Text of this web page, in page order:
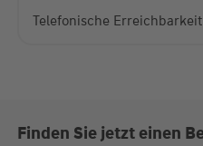
Telefonische
Finden Sie jetzt einen